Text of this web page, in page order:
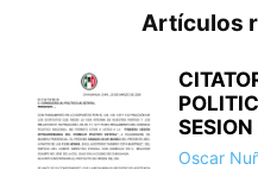
Artículos
Oscar